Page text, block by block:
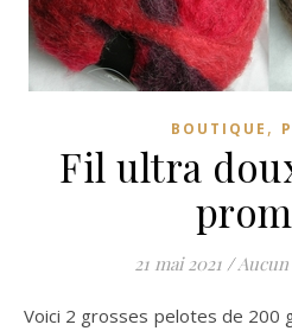
BOUTIQUE ,
Fil ultra
21 mai 2021 /
Voici 2 grosses pelotes de 200 grammes d’un fil ultra doux